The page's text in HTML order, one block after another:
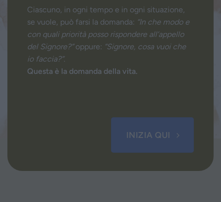
Ciascuno, in ogni tempo e in ogni situazione,
se vuole, può farsi la domanda: “In che modo e
con quali priorità posso rispondere all’appello
del Signore?”oppure: “Signore, cosa vuoi che
io faccia?”.
Questa è la domanda della vita.
INIZIA QUI